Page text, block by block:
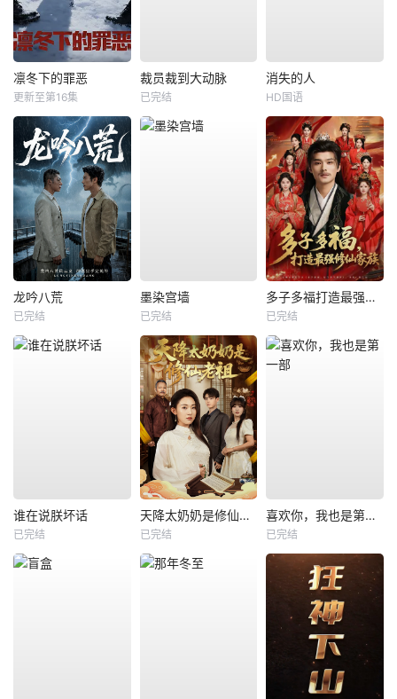
凛冬下的罪恶
更新至第16集
裁员裁到大动脉
已完结
消失的人
HD国语
龙吟八荒
已完结
墨染宫墙
已完结
多子多福打造最强修仙家族
已完结
谁在说朕坏话
已完结
天降太奶奶是修仙老祖
已完结
喜欢你，我也是第一部
已完结